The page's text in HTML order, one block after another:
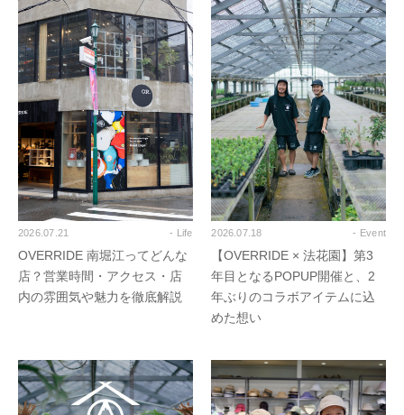
2026.07.21 - Life
OVERRIDE 南堀江ってどんな
店？営業時間・アクセス・店
内の雰囲気や魅力を徹底解説
2026.07.18 - Event
【OVERRIDE × 法花園】第3
年目となるPOPUP開催と、2
年ぶりのコラボアイテムに込
めた想い